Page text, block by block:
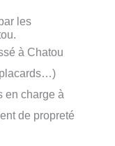
les
à Chatou
en charge à
de propreté